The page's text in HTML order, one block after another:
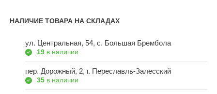
НАЛИЧИЕ ТОВАРА НА СКЛАДАХ
ул. Центральная, 54, c. Большая Брембола
19 в наличии
пер. Дорожный, 2, г. Переславль-Залесский
35 в наличии